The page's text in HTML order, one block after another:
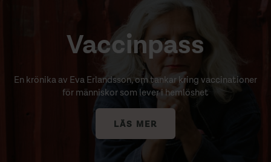
Vaccinpass
En krönika av Eva Erlandsson, om tankar kring vaccinationer
för människor som lever i hemlöshet
LÄS MER